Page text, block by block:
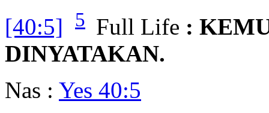
[40:5]
5 Full Life :
DINYATAKAN.
Nas : Yes 40:5